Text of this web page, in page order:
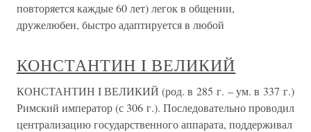
повторяется каждые 60 лет) легок в общении,
дружелюбен, быстро адаптируется в любой
КОНСТАНТИН I ВЕЛИКИЙ
КОНСТАНТИН I ВЕЛИКИЙ (род. в 285 г. – ум. в 337 г.)
Римский император (с 306 г.). Последовательно проводил
централизацию государственного аппарата, поддерживал